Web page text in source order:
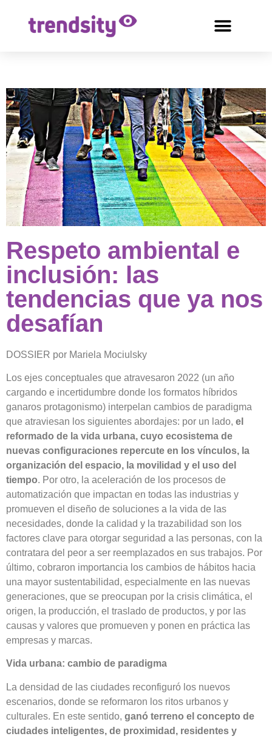
Respeto ambiental e
inclusión: las
tendencias que ya nos
desafían
DOSSIER por Mariela Mociulsky
Los ejes conceptuales que atravesaron 2022 (un año
cargando e incertidumbre donde los formatos híbridos
ganaros protagonismo) interpelan cambios de paradigma
que atraviesan los siguientes abordajes: por un lado, el
reformado de la vida urbana, cuyo ecosistema de
nuevas configuraciones repercute en los vínculos, la
organización del espacio, la movilidad y el uso del
tiempo. Por otro, la aceleración de los procesos de
automatización que impactan en todas las industrias y
promueven el diseño de soluciones a la vida de las
necesidades, donde la calidad y la trazabilidad son los
factores clave para otorgar seguridad a las personas, con la
contratara del peor a ser reemplazados en sus trabajos. Por
último, cobraron importancia los cambios de hábitos hacia
una mayor sustentabilidad, especialmente en las nuevas
generaciones, que se preocupan por la crisis climática, el
origen, la producción, el traslado de productos, y por las
causas y valores que promueven y ponen en práctica las
empresas y marcas.
Vida urbana: cambio de paradigma
La densidad de las ciudades reconfiguró los nuevos
escenarios, donde se reformaron los ritos urbanos y
culturales. En este sentido, ganó terreno el concepto de
ciudades inteligentes, de proximidad, residentes y